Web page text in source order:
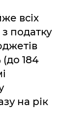
всіх
податку
(до 184
на рік